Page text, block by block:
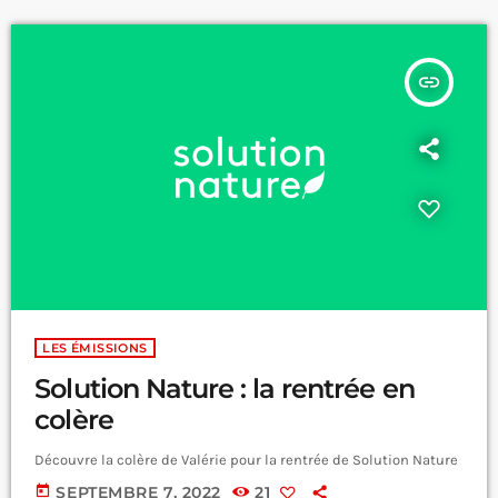
insert_link
LES ÉMISSIONS
Solution Nature : la rentrée en
colère
Découvre la colère de Valérie pour la rentrée de Solution Nature
today SEPTEMBRE 7, 2022 21